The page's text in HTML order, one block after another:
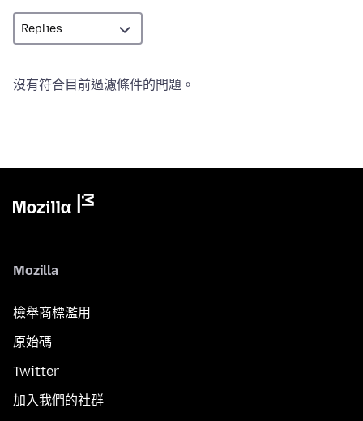
沒有符合目前過濾條件的問題。
Mozilla
檢舉商標濫用
原始碼
Twitter
加入我們的社群